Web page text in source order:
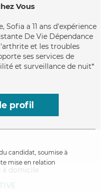
Vous
Sofia a 11 ans d'expérience
De Vie Dépendance
et les troubles
ses services de
et surveillance de nuit*
profil
candidat, soumise à
mise en relation